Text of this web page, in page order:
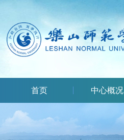
首页 中心概况